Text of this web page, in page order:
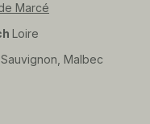
Marcé
Loire
Malbec